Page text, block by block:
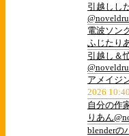
引越しし
電波ソン
ふじたり
引越し＆
アメイジ
2026
自分の作
りあん
blenderの